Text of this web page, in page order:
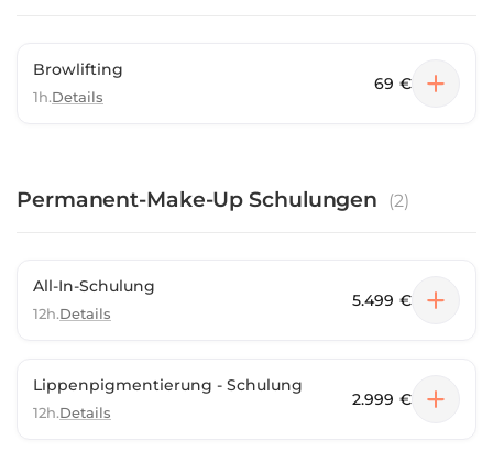
Browlifting
1h.Details
69 €
Permanent-Make-Up Schulungen (2)
All-In-Schulung
12h.Details
5.499 €
Lippenpigmentierung - Schulung
12h.Details
2.999 €